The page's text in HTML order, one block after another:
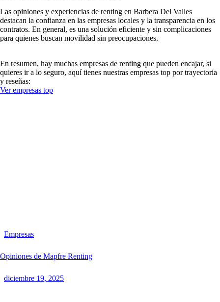
Las opiniones y experiencias de renting en Barbera Del Valles
destacan la confianza en las empresas locales y la transparencia en los
contratos. En general, es una solución eficiente y sin complicaciones
para quienes buscan movilidad sin preocupaciones.
En resumen, hay muchas empresas de renting que pueden encajar, si
quieres ir a lo seguro, aquí tienes nuestras empresas top por trayectoria
y reseñas:
Ver empresas top
Empresas
Opiniones de Mapfre Renting
diciembre 19, 2025